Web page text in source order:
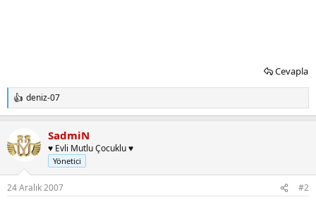
Cevapla
T
e
i
l
:
deniz-07
SadmiN
♥ Evli Mutlu Çocuklu ♥
Yönetici
24 Aralık 2007 #2